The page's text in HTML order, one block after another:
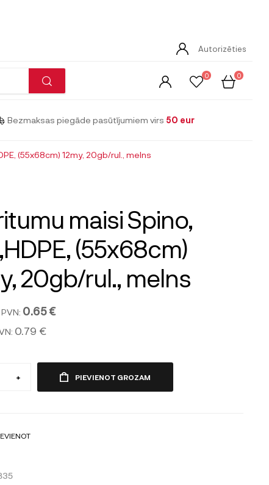
Autorizēties
0 0
Bezmaksas piegāde pasūtījumiem virs 50 eur
(55x68cm) 12my, 20gb/rul., melns
maisi Spino,
(55x68cm)
20gb/rul., melns
0.65 €
0.79 €
+ PIEVIENOT GROZAM